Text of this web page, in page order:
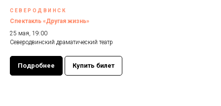
СЕВЕРОДВИНСК
Спектакль «Другая жизнь»
25 мая, 19:00
Северодвинский драматический театр
Подробнее Купить билет